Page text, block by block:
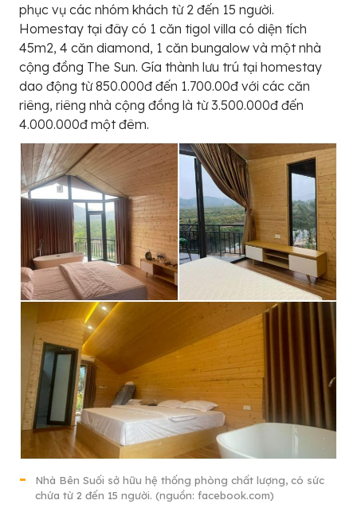
phục vụ các nhóm khách từ 2 đến 15 người.
Homestay tại đây có 1 căn tigol villa có diện tích
45m2, 4 căn diamond, 1 căn bungalow và một nhà
cộng đồng The Sun. Gía thành lưu trú tại homestay
dao động từ 850.000đ đến 1.700.00đ với các căn
riêng, riêng nhà cộng đồng là từ 3.500.000đ đến
4.000.000đ một đêm.
Nhà Bên Suối sở hữu hệ thống phòng chất lượng, có sức
chứa từ 2 đến 15 người. (nguồn: facebook.com)